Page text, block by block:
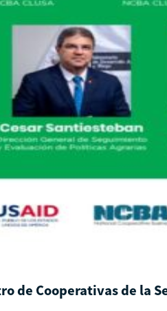
de Cooperativas de la